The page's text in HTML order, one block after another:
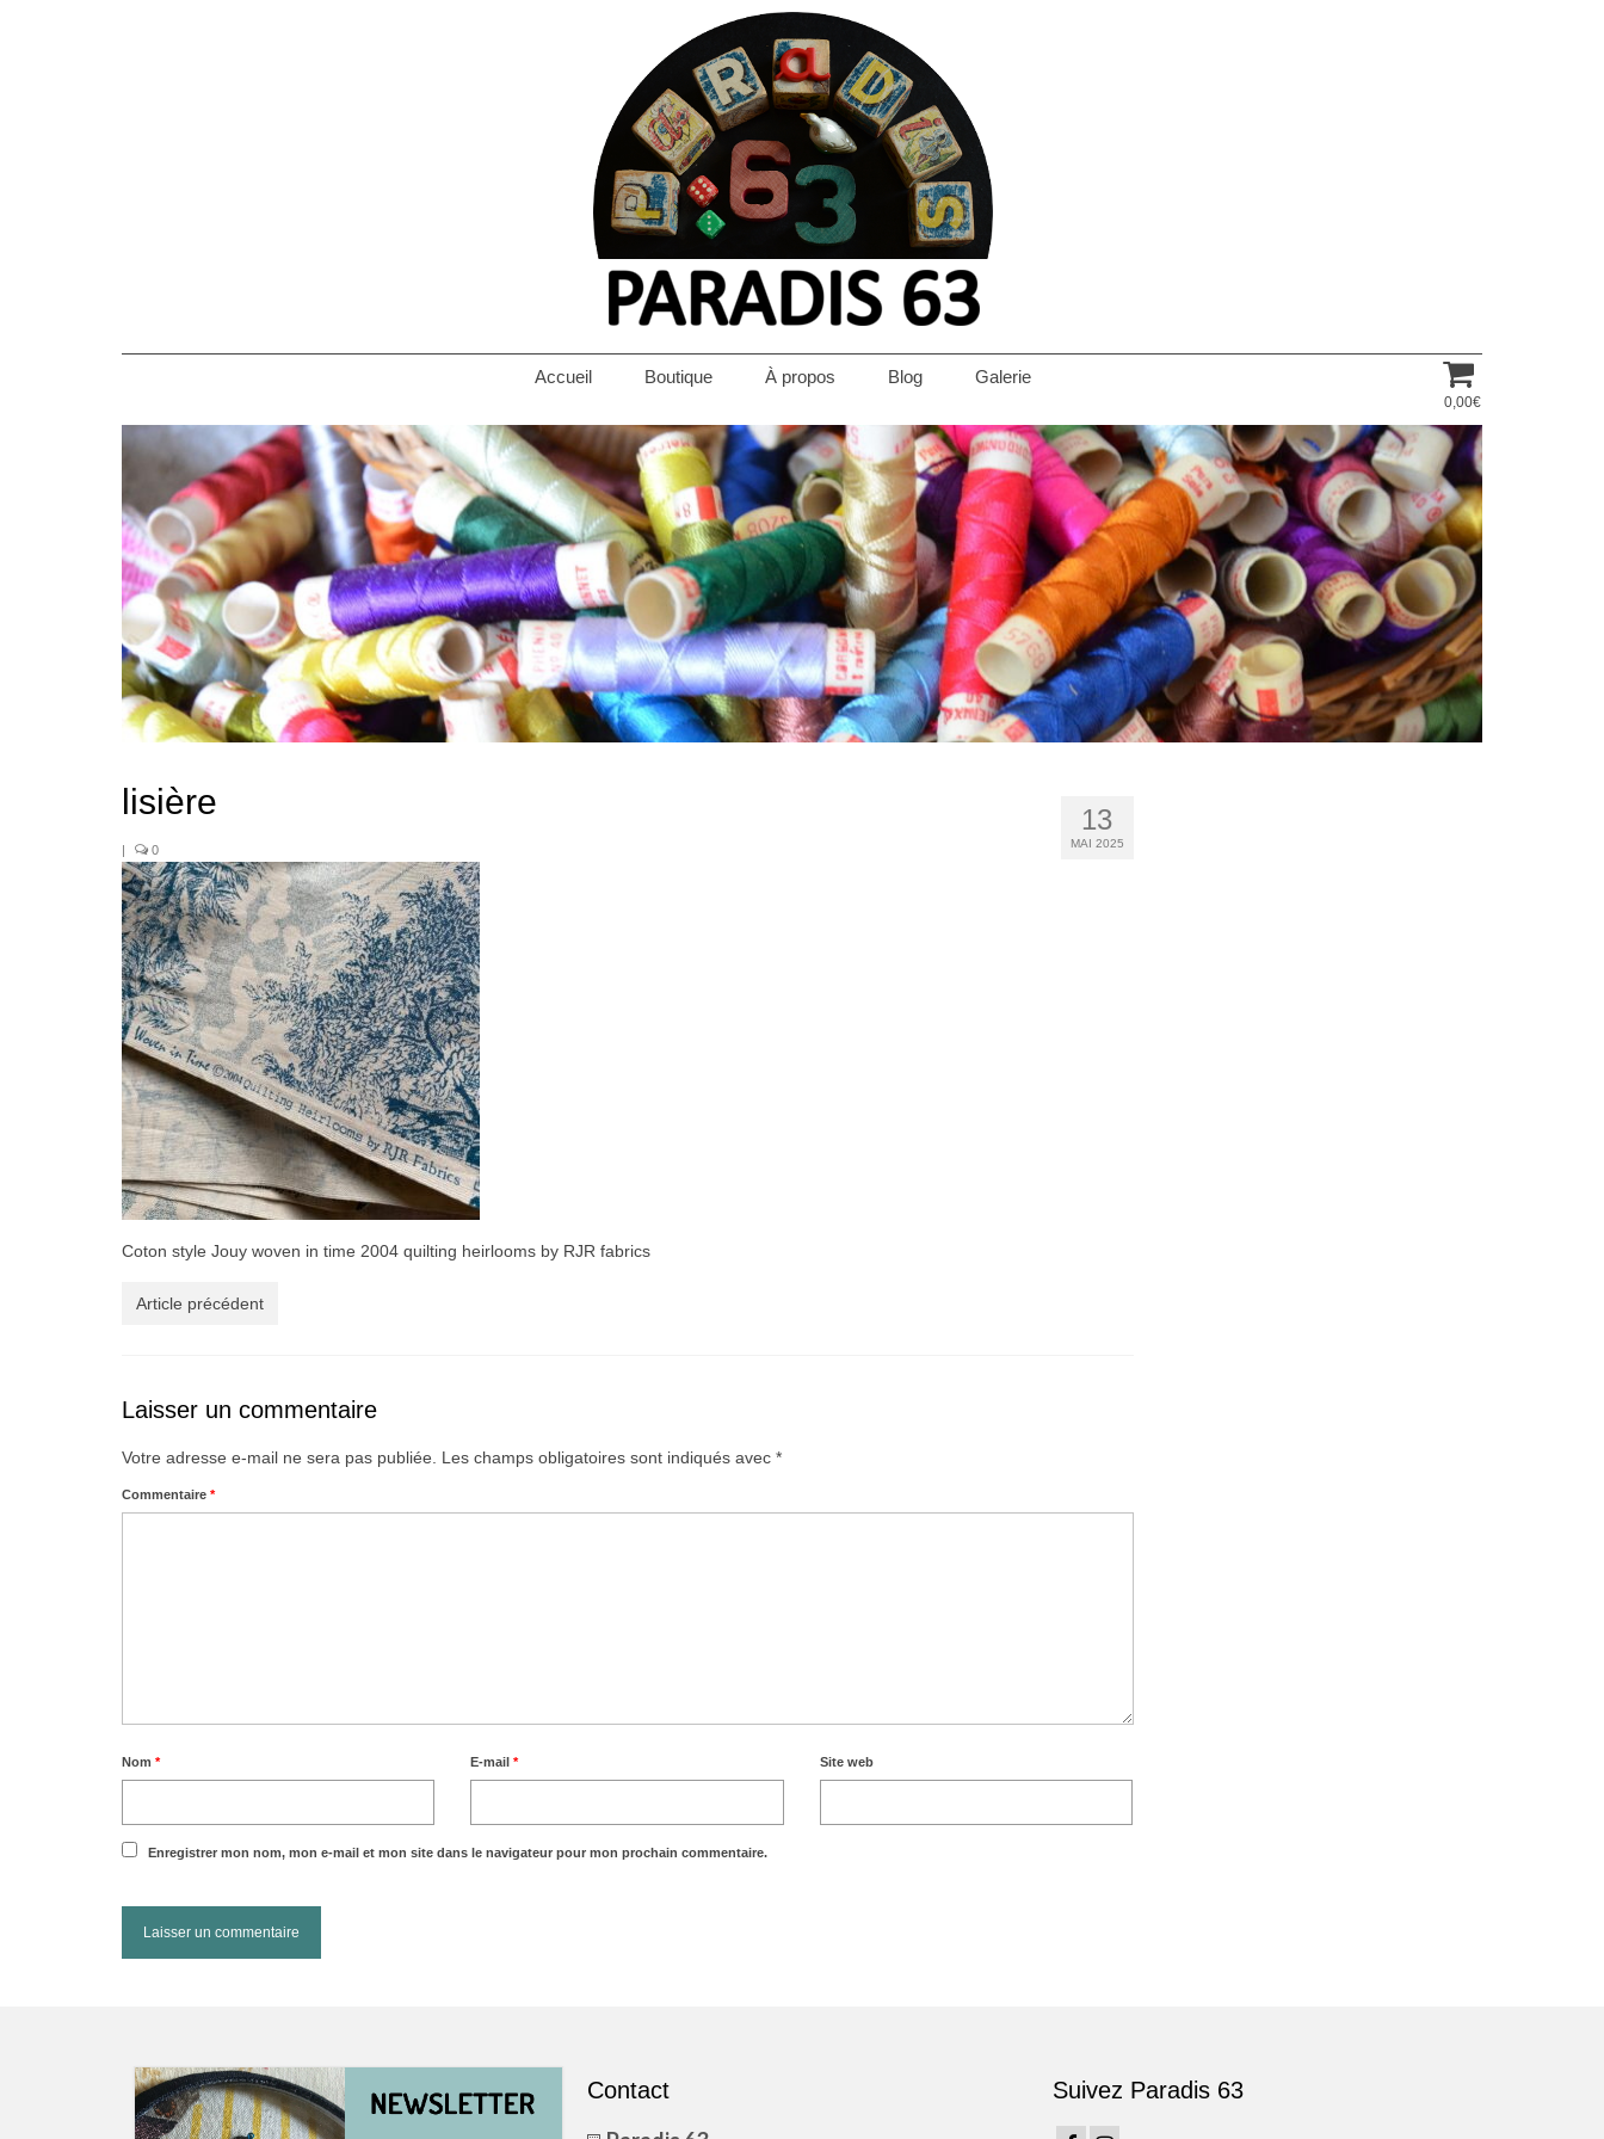
Accueil Boutique À propos Blog Galerie
0,00€
13
MAI 2025
lisière
| 0
Coton style Jouy woven in time 2004 quilting heirlooms by RJR fabrics
Article précédent
Laisser un commentaire
Votre adresse e-mail ne sera pas publiée. Les champs obligatoires sont indiqués avec *
Commentaire *
Nom * E-mail* Site web
Enregistrer mon nom, mon e-mail et mon site dans le navigateur pour mon prochain commentaire.
Contact
Suivez Paradis 63